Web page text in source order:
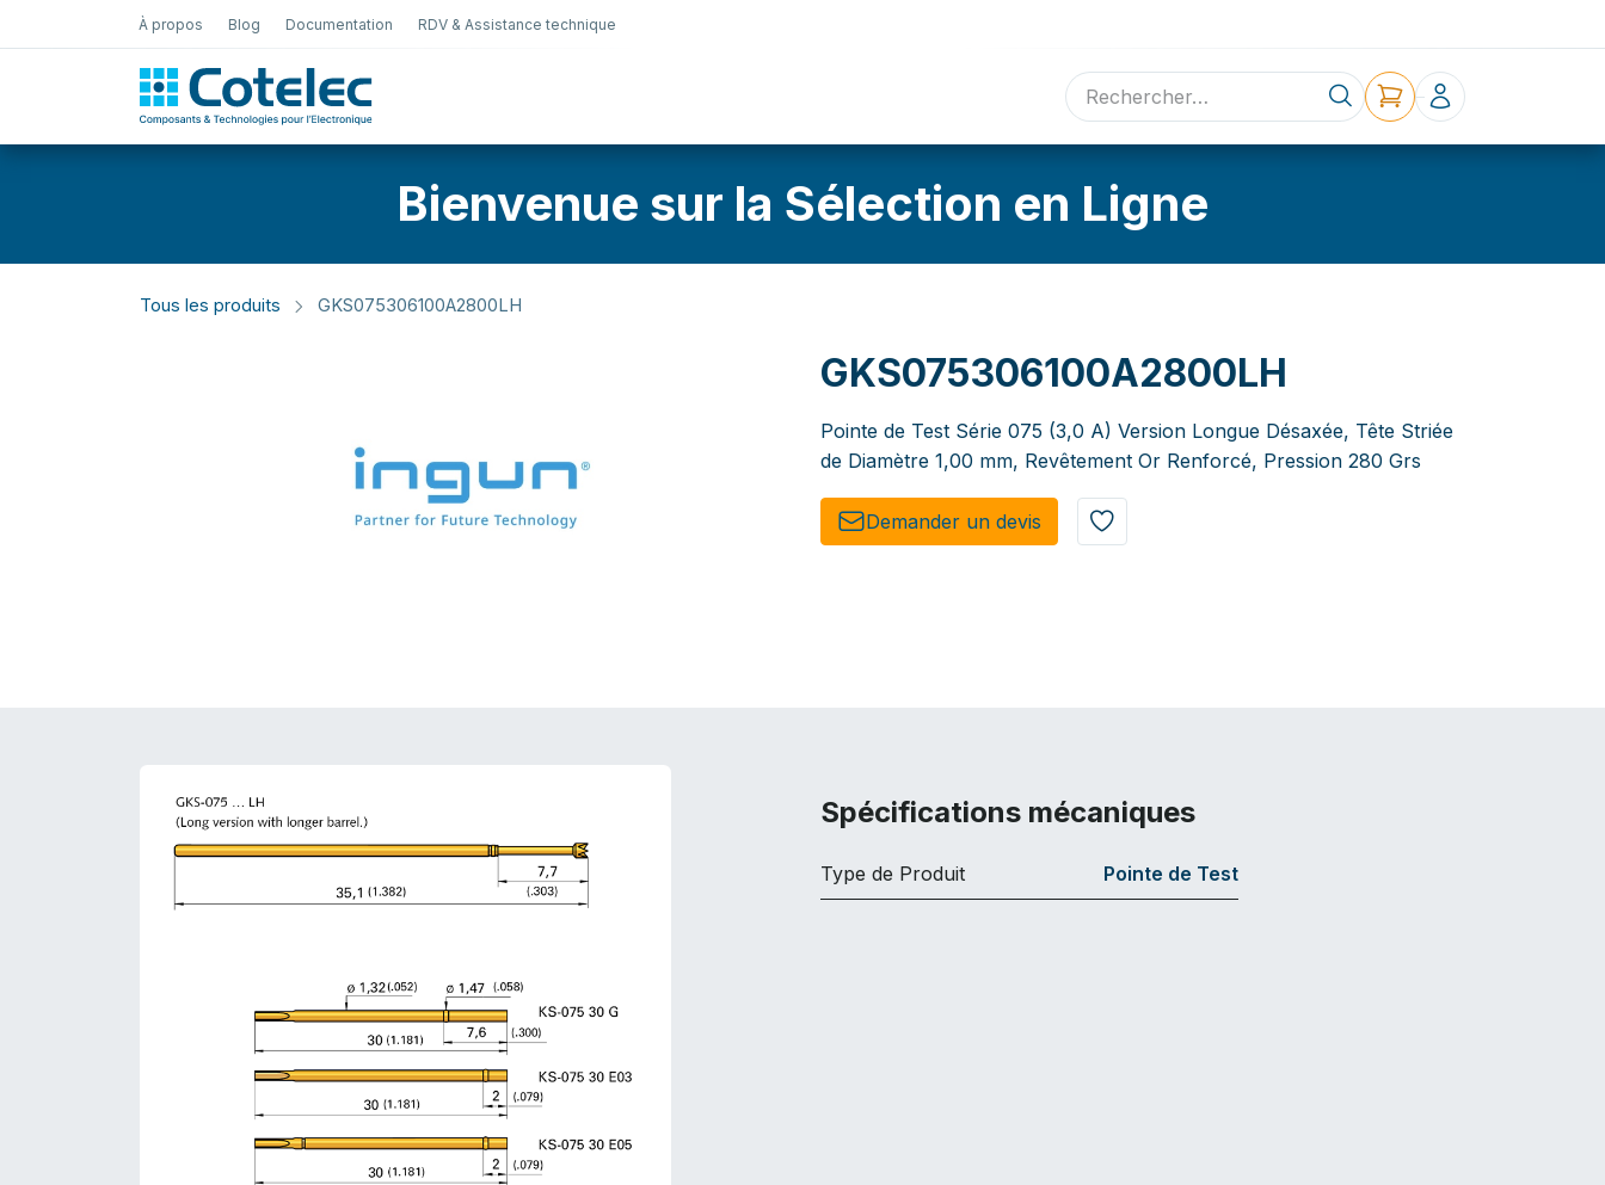
À propos Blog Documentation RDV & Assistance technique
Sélection en ligne Contact
Bienvenue sur la Sélection en Ligne
Tous les produits GKS075306100A2800LH
GKS075306100A2800LH
Pointe de Test Série 075 (3,0 A) Version Longue Désaxée, Tête Striée
de Diamètre 1,00 mm, Revêtement Or Renforcé, Pression 280 Grs
Demander un de​​vis​​
Spécifications mécaniques
Type de Produit Pointe de Test